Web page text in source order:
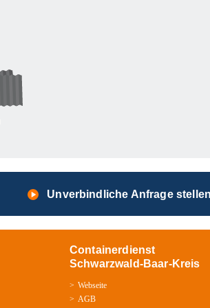
Unverbindliche Anfrage
Containerdienst
Schwarzwald-Baar-Kreis
Webseite
AGB